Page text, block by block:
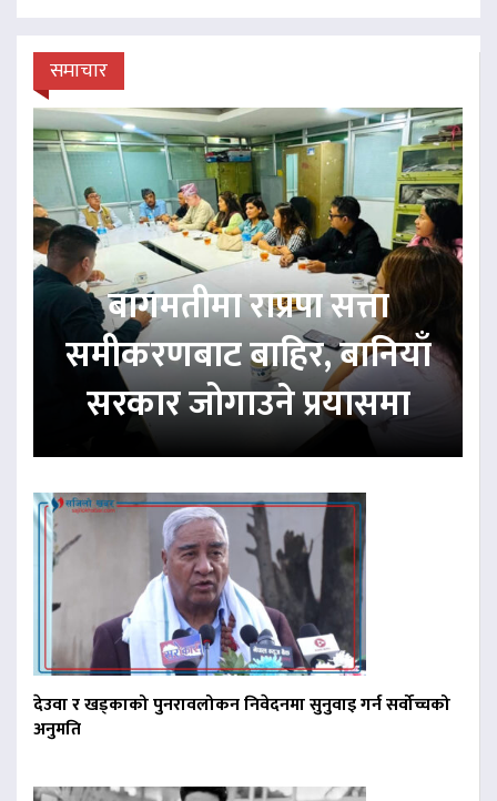
समाचार
बागमतीमा राप्रपा सत्ता
समीकरणबाट बाहिर, बानियाँ
सरकार जोगाउने प्रयासमा
देउवा र खड्काको पुनरावलोकन निवेदनमा सुनुवाइ गर्न सर्वोच्चको
अनुमति